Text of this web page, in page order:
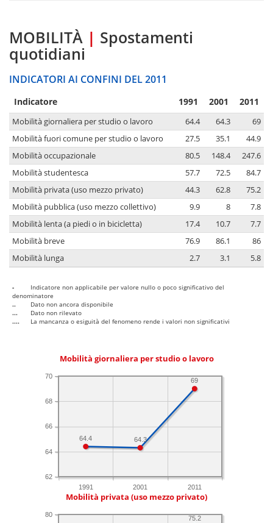
MOBILITÀ | Spostamenti
quotidiani
INDICATORI AI CONFINI DEL 2011
Indicatore 1991 2001 2011
Mobilità giornaliera per studio o lavoro 64.4 64.3
69
Mobilità fuori comune per studio o lavoro
27.5 35.1
44.9
Mobilità occupazionale
80.5 148.4
247.6
Mobilità studentesca
57.7 72.5
84.7
Mobilità privata (uso mezzo privato)
44.3 62.8
75.2
Mobilità pubblica (uso mezzo collettivo)
9.9 8
7.8
Mobilità lenta (a piedi o in bicicletta)
17.4 10.7
7.7
Mobilità breve
76.9 86.1
86
Mobilità lunga
2.7 3.1 5.8
-
Indicatore non applicabile per valore nullo o poco significativo del
denominatore
..
Dato non ancora disponibile
...
Dato non rilevato
....
La mancanza o esiguità del fenomeno rende i valori non significativi
Mobilità giornaliera per studio o lavoro
1991 2001 2011
62
64
66
68
70
69
64.3
64.4
Mobilità privata (uso mezzo privato)
80
75.2